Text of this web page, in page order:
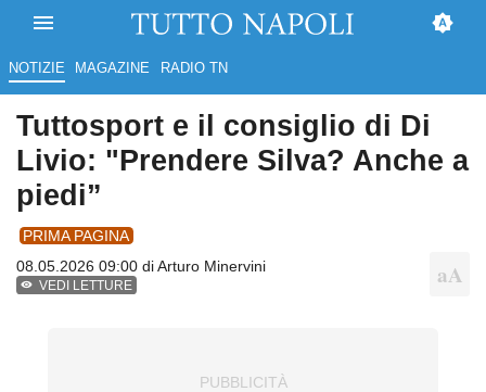
NOTIZIE MAGAZINE RADIO TN
Tuttosport e il consiglio di Di
Livio: "Prendere Silva? Anche a
piedi”
PRIMA PAGINA
08.05.2026 09:00 diArturo Minervini
VEDI LETTURE